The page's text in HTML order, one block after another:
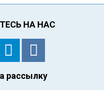
НА НАС
рассылку